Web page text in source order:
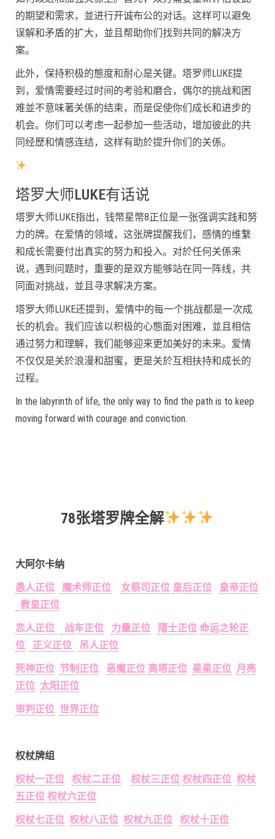
的期望和需求，並进行开诚布公的对话。这样可以避免
误解和矛盾的扩大，並且帮助你们找到共同的解决方
案。
此外，保持积极的態度和耐心是关键。塔罗师LUKE提
到，爱情需要经过时间的考验和磨合，偶尔的挑战和困
难並不意味著关係的结束，而是促使你们成长和进步的
机会。你们可以考虑一起参加一些活动，增加彼此的共
同经歷和情感连结，这样有助於提升你们的关係。
塔罗大师LUKE有话说
塔罗大师LUKE指出，钱幣星幣8正位是一张强调实践和努
力的牌。在爱情的领域，这张牌提醒我们，感情的维繫
和成长需要付出真实的努力和投入。对於任何关係来
说，遇到问题时，重要的是双方能够站在同一阵线，共
同面对挑战，並且寻求解决方案。
塔罗大师LUKE还提到，爱情中的每一个挑战都是一次成
长的机会。我们应该以积极的心態面对困难，並且相信
通过努力和理解，我们能够迎来更加美好的未来。爱情
不仅仅是关於浪漫和甜蜜，更是关於互相扶持和成长的
过程。
In the labyrinth of life, the only way to find the path is to keep
moving forward with courage and conviction.
78张塔罗牌全解
大阿尔卡纳
愚人正位
魔术师正位 女祭司正位 皇后正位
皇帝正位
教皇正位
恋人正位
战车正位 力量正位 隱士正位 命运之轮正
位
正义正位
吊人正位
死神正位 节制正位 恶魔正位 高塔正位 星星正位 月亮
正位 太阳正位
审判正位 世界正位
权杖牌组
权杖一正位
权杖二正位 权杖三正位 权杖四正位 权杖
五正位 权杖六正位
权杖七正位 权杖八正位 权杖九正位 权杖十正位